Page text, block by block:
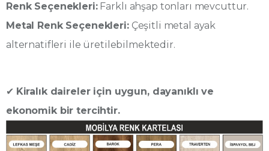
Renk Seçenekleri:Farklı ahşap tonları mevcuttur.
Metal Renk Seçenekleri:Çeşitli metal ayak
alternatifleri ile üretilebilmektedir.
✔ Kiralık daireler için uygun, dayanıklı ve
ekonomik bir tercihtir.